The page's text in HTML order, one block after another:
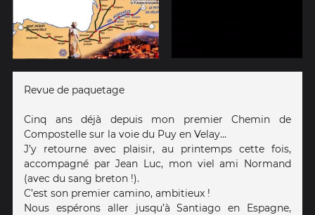
Revue de paquetage
Cinq ans déjà depuis mon premier Chemin de
Compostelle sur la voie du Puy en Velay…
J’y retourne avec plaisir, au printemps cette fois,
accompagné par Jean Luc, mon viel ami Normand
(avec du sang breton !).
C’est son premier camino, ambitieux !
Nous espérons aller jusqu’à Santiago en Espagne,